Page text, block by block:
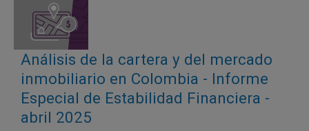
Análisis de la cartera y del mercado
inmobiliario en Colombia - Informe
Especial de Estabilidad Financiera -
abril 2025